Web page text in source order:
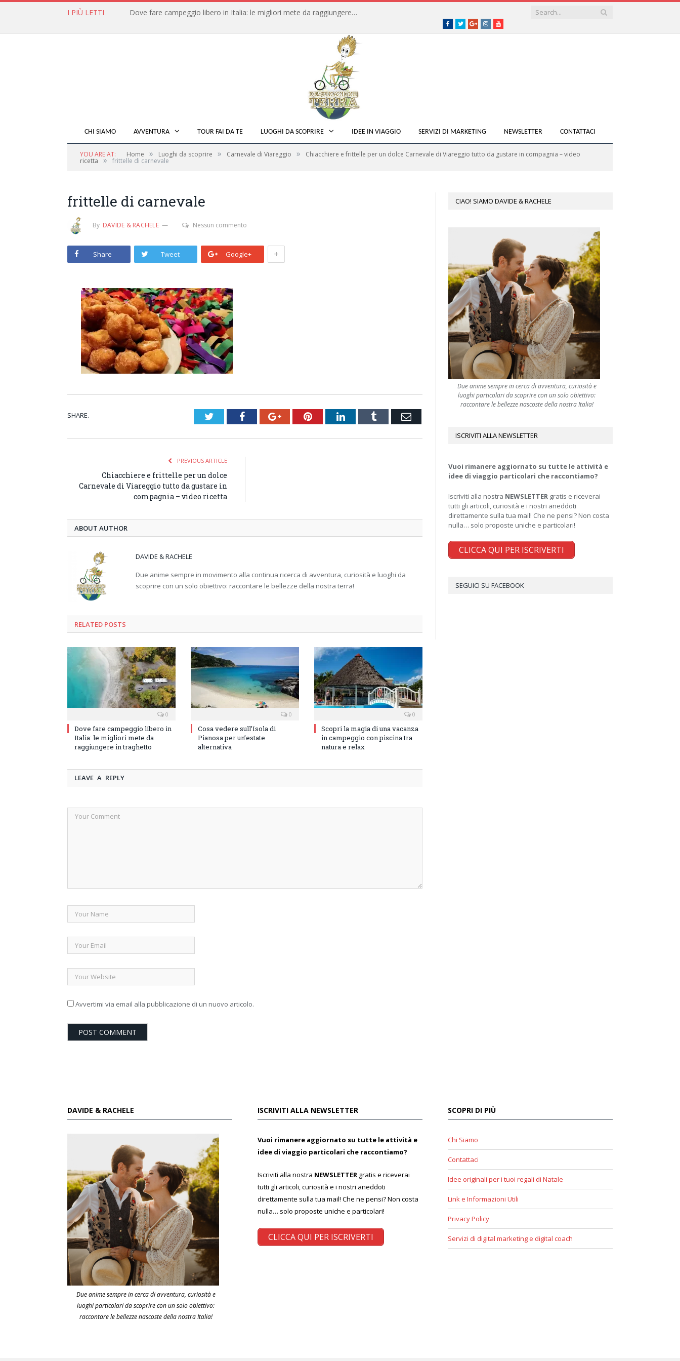
I PIÙ LETTI Dove fare campeggio libero in Italia: le migliori mete da raggiungere in traghetto
Facebook
TwitterGoogle+instagramyoutube
CHI SIAMO AVVENTURA TOUR FAI DA TE LUOGHI DA SCOPRIRE IDEE IN VIAGGIO SERVIZI DI MARKETING NEWSLETTER CONTATTACI
YOU ARE AT: Home » Luoghi da scoprire » Carnevale di Viareggio » Chiacchiere e frittelle per un dolce Carnevale di Viareggio tutto da gustare in compagnia – video
ricetta » frittelle di carnevale
frittelle di carnevale
By DAVIDE & RACHELE Nessun commento
Share Tweet Google+ +
SHARE. TwitterFacebookGoogle+PinterestLinkedInTumblr Email
PREVIOUS ARTICLE
Chiacchiere e frittelle per un dolce
Carnevale di Viareggio tutto da gustare in
compagnia – video ricetta
ABOUT AUTHOR
DAVIDE & RACHELE
Due anime sempre in movimento alla continua ricerca di avventura, curiosità e luoghi da
scoprire con un solo obiettivo: raccontare le bellezze della nostra terra!
RELATED POSTS
0
Dove fare campeggio libero in
Italia: le migliori mete da
raggiungere in traghetto
0
Cosa vedere sull’Isola di
Pianosa per un’estate
alternativa
0
Scopri la magia di una vacanza
in campeggio con piscina tra
natura e relax
LEAVE A REPLY
Avvertimi via email alla pubblicazione di un nuovo articolo.
CIAO! SIAMO DAVIDE & RACHELE
Due anime sempre in cerca di avventura, curiosità e
luoghi particolari da scoprire con un solo obiettivo:
raccontare le bellezze nascoste della nostra Italia!
ISCRIVITI ALLA NEWSLETTER
Vuoi rimanere aggiornato su tutte le attività e
idee di viaggio particolari che raccontiamo?
Iscriviti alla nostra NEWSLETTER gratis e riceverai
tutti gli articoli, curiosità e i nostri aneddoti
direttamente sulla tua mail! Che ne pensi? Non costa
nulla… solo proposte uniche e particolari!
CLICCA QUI PER ISCRIVERTI
SEGUICI SU FACEBOOK
DAVIDE & RACHELE
Due anime sempre in cerca di avventura, curiosità e
luoghi particolari da scoprire con un solo obiettivo:
raccontare le bellezze nascoste della nostra Italia!
ISCRIVITI ALLA NEWSLETTER
Vuoi rimanere aggiornato su tutte le attività e
idee di viaggio particolari che raccontiamo?
Iscriviti alla nostra NEWSLETTER gratis e riceverai
tutti gli articoli, curiosità e i nostri aneddoti
direttamente sulla tua mail! Che ne pensi? Non costa
nulla… solo proposte uniche e particolari!
CLICCA QUI PER ISCRIVERTI
SCOPRI DI PIÙ
Chi Siamo
Contattaci
Idee originali per i tuoi regali di Natale
Link e Informazioni Utili
Privacy Policy
Servizi di digital marketing e digital coach